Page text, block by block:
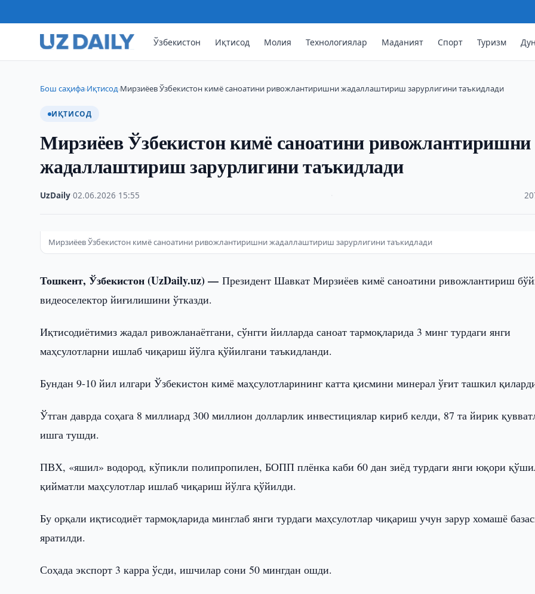
Ўзбекистон Иқтисод Молия Технологиялар Маданият Спорт Туризм
Бош саҳифа›Иқтисод›Мирзиёев Ўзбекистон кимё саноатини ривожлантиришни жадаллаштириш зарурлигини таъкидлади
ИҚТИСОД
Мирзиёев Ўзбекистон кимё саноатини ривожлантиришни
жадаллаштириш зарурлигини таъкидлади
UzDaily ·02.06.2026 15:55
Мирзиёев Ўзбекистон кимё саноатини ривожлантиришни жадаллаштириш зарурлигини таъкидлади
Тошкент, Ўзбекистон (UzDaily.uz) —Президент Шавкат Мирзиёев кимё саноатини ривожлантириш
видеоселектор йиғилишини ўтказди.
Иқтисодиётимиз жадал ривожланаётгани, сўнгги йилларда саноат тармоқларида 3 минг турдаги янги
маҳсулотларни ишлаб чиқариш йўлга қўйилгани таъкидланди.
Бундан 9-10 йил илгари Ўзбекистон кимё маҳсулотларининг катта қисмини минерал ўғит ташкил
Ўтган даврда соҳага 8 миллиард 300 миллион долларлик инвестициялар кириб келди, 87 та йирик
ишга тушди.
ПВХ, «яшил» водород, кўпикли полипропилен, БОПП плёнка каби 60 дан зиёд турдаги янги юқори
қийматли маҳсулотлар ишлаб чиқариш йўлга қўйилди.
Бу орқали иқтисодиёт тармоқларида минглаб янги турдаги маҳсулотлар чиқариш учун зарур хомашё
яратилди.
Соҳада экспорт 3 карра ўсди, ишчилар сони 50 мингдан ошди.